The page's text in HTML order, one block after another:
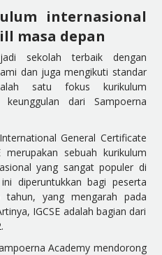
internasional
masa depan
sekolah terbaik dengan
dan juga mengikuti standar
satu fokus kurikulum
dari Sampoerna
General Certificate
merupakan sebuah kurikulum
yang sangat populer di
diperuntukkan bagi peserta
yang mengarah pada
IGCSE adalah bagian dari
Academy mendorong